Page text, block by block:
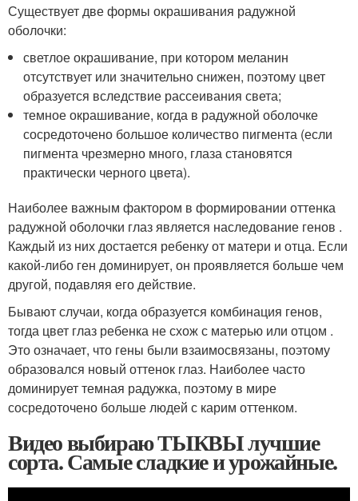
Существует две формы окрашивания радужной
оболочки:
светлое окрашивание, при котором меланин
отсутствует или значительно снижен, поэтому цвет
образуется вследствие рассеивания света;
темное окрашивание, когда в радужной оболочке
сосредоточено большое количество пигмента (если
пигмента чрезмерно много, глаза становятся
практически черного цвета).
Наиболее важным фактором в формировании оттенка
радужной оболочки глаз является наследование генов .
Каждый из них достается ребенку от матери и отца. Если
какой-либо ген доминирует, он проявляется больше чем
другой, подавляя его действие.
Бывают случаи, когда образуется комбинация генов,
тогда цвет глаз ребенка не схож с матерью или отцом .
Это означает, что гены были взаимосвязаны, поэтому
образовался новый оттенок глаз. Наиболее часто
доминирует темная радужка, поэтому в мире
сосредоточено больше людей с карим оттенком.
Видео выбираю ТЫКВЫ лучшие
сорта. Самые сладкие и урожайные.